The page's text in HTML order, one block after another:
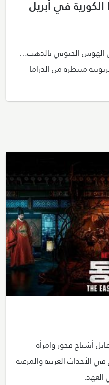
في أبريل
الهوس الجنوني بالذهب…
10 أعمال تلفزيونية منتظرة من الدراما
الملك قاتل أشباح فخور وامرأة
الأحداث الغريبة والمرعبة